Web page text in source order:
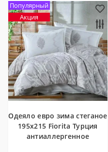
Популярный
Акция
Одеяло евро зима стеганое
195x215 Fiorita Турция
антиаллергенное